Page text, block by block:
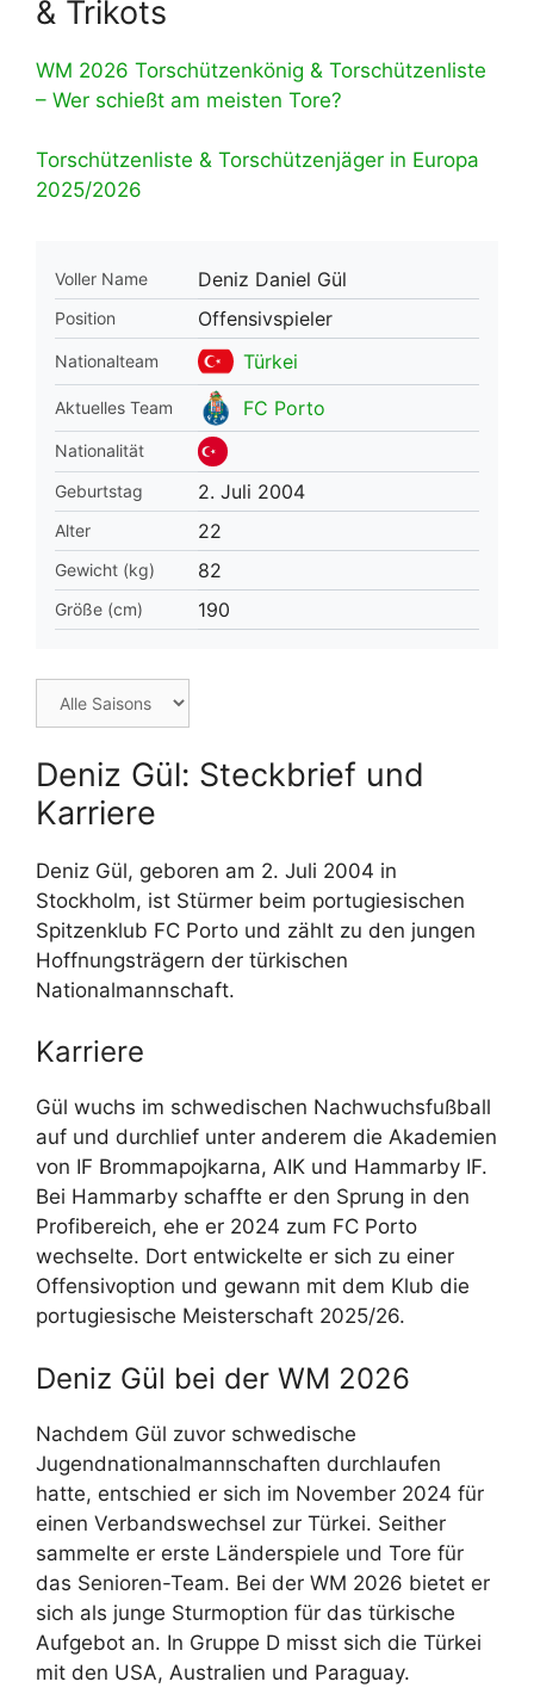
& Trikots
WM 2026 Torschützenkönig & Torschützenliste
– Wer schießt am meisten Tore?
Torschützenliste & Torschützenjäger in Europa
2025/2026
Voller Name Deniz Daniel Gül
Position Offensivspieler
Nationalteam Türkei
Aktuelles Team FC Porto
Nationalität
Geburtstag
2. Juli 2004
Alter 22
Gewicht (kg) 82
Größe (cm) 190
Deniz Gül: Steckbrief und
Karriere
Deniz Gül, geboren am 2. Juli 2004 in
Stockholm, ist Stürmer beim portugiesischen
Spitzenklub FC Porto und zählt zu den jungen
Hoffnungsträgern der türkischen
Nationalmannschaft.
Karriere
Gül wuchs im schwedischen Nachwuchsfußball
auf und durchlief unter anderem die Akademien
von IF Brommapojkarna, AIK und Hammarby IF.
Bei Hammarby schaffte er den Sprung in den
Profibereich, ehe er 2024 zum FC Porto
wechselte. Dort entwickelte er sich zu einer
Offensivoption und gewann mit dem Klub die
portugiesische Meisterschaft 2025/26.
Deniz Gül bei der WM 2026
Nachdem Gül zuvor schwedische
Jugendnationalmannschaften durchlaufen
hatte, entschied er sich im November 2024 für
einen Verbandswechsel zur Türkei. Seither
sammelte er erste Länderspiele und Tore für
das Senioren-Team. Bei der WM 2026 bietet er
sich als junge Sturmoption für das türkische
Aufgebot an. In Gruppe D misst sich die Türkei
mit den USA, Australien und Paraguay.